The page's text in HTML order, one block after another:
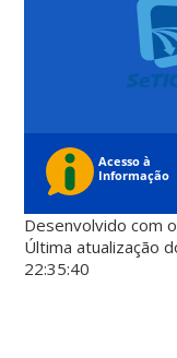
Desenvolvido com
Última atualização
22:35:40